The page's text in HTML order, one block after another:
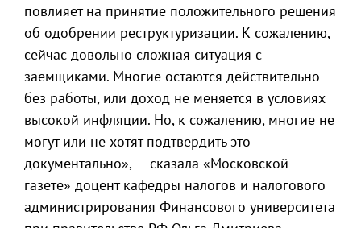
повлияет на принятие положительного решения
об одобрении реструктуризации. К сожалению,
сейчас довольно сложная ситуация с
заемщиками. Многие остаются действительно
без работы, или доход не меняется в условиях
высокой инфляции. Но, к сожалению, многие не
могут или не хотят подтвердить это
документально», — сказала «Московской
газете» доцент кафедры налогов и налогового
администрирования Финансового университета